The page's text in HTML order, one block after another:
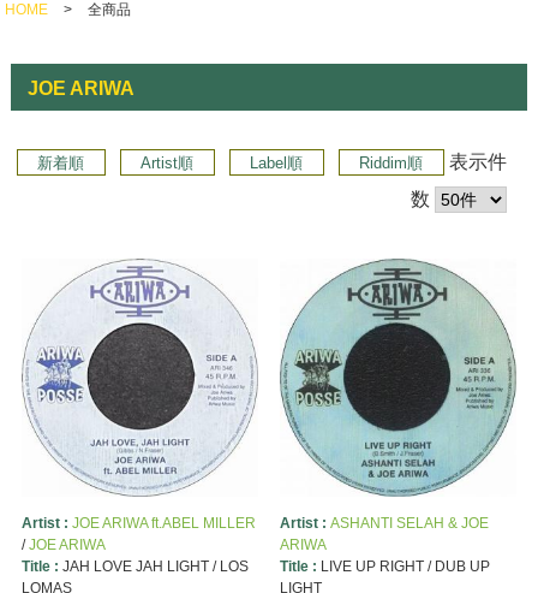
HOME > 全商品
JOE ARIWA
新着順 Artist順 Label順 Riddim順
表示件
数
Artist : JOE ARIWA ft.ABEL MILLER
/JOE ARIWA
Title : JAH LOVE JAH LIGHT / LOS
LOMAS
Artist : ASHANTI SELAH & JOE
ARIWA
Title : LIVE UP RIGHT / DUB UP
LIGHT